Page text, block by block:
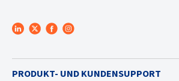
PRODUKT- UND KUNDENSUPPORT